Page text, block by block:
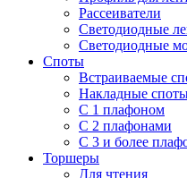
Рассеиватели
Светодиодные
Светодиодные
Споты
Встраиваемые
Накладные
С 1 плафоном
С 2 плафонами
С 3 и более
Торшеры
Для чтения